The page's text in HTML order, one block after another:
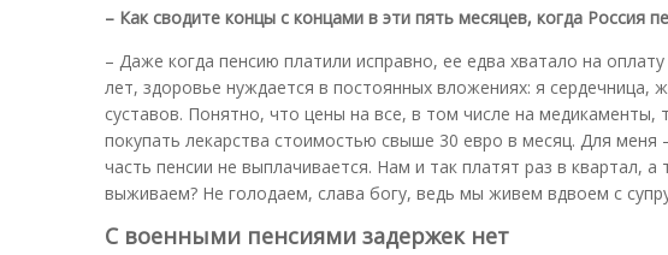
– Как сводите концы с концами в эти пять месяцев, когда Россия
– Даже когда пенсию платили исправно, ее едва хватало на
лет, здоровье нуждается в постоянных вложениях: я
суставов. Понятно, что цены на все, в том числе на
покупать лекарства стоимостью свыше 30 евро в месяц. Для
часть пенсии не выплачивается. Нам и так платят раз в квартал,
выживаем? Не голодаем, слава богу, ведь мы живем вдвоем с
С военными пенсиями задержек нет